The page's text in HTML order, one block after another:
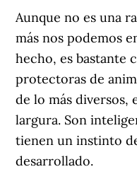
Aunque no es una
más nos podemos
hecho, es bastante
protectoras de
de lo más diversos,
largura. Son
tienen un instinto
desarrollado.